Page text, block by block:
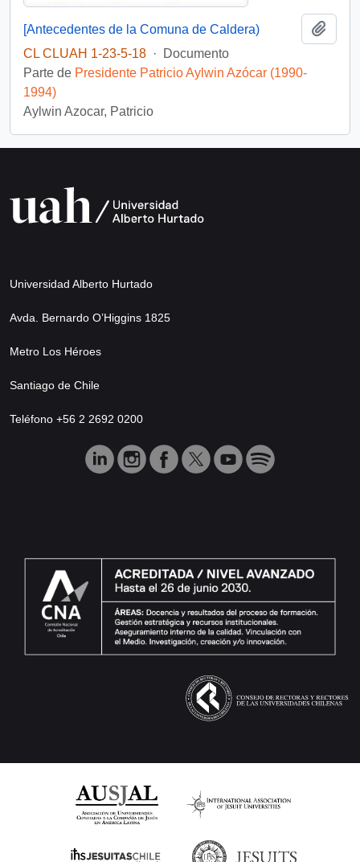
[Antecedentes de la Comuna de Caldera)
CL CLUAH 1-23-5-18 ·
Documento
Parte de Presidente Patricio Aylwin Azócar (1990-
1994)
Aylwin Azocar, Patricio
Universidad Alberto Hurtado
Avda. Bernardo O’Higgins 1825
Metro Los Héroes
Santiago de Chile
Teléfono +56 2 2692 0200